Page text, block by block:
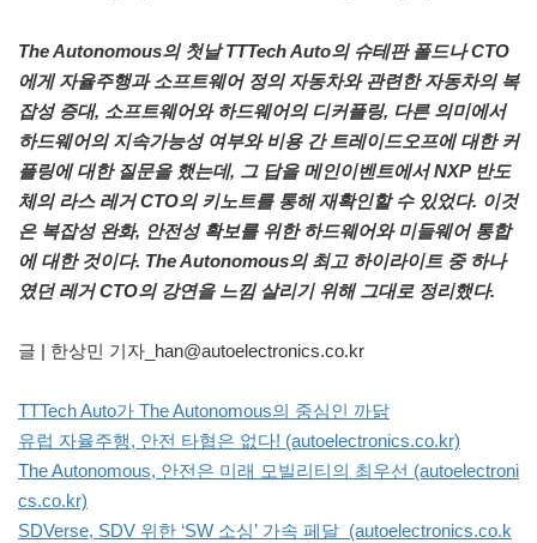
The Autonomous의 첫날 TTTech Auto의 슈테판 폴드나 CTO
에게 자율주행과 소프트웨어 정의 자동차와 관련한 자동차의 복
잡성 증대, 소프트웨어와 하드웨어의 디커플링, 다른 의미에서
하드웨어의 지속가능성 여부와 비용 간 트레이드오프에 대한 커
플링에 대한 질문을 했는데, 그 답을 메인이벤트에서 NXP 반도
체의 라스 레거 CTO의 키노트를 통해 재확인할 수 있었다. 이것
은 복잡성 완화, 안전성 확보를 위한 하드웨어와 미들웨어 통합
에 대한 것이다. The Autonomous의 최고 하이라이트 중 하나
였던 레거 CTO의 강연을 느낌 살리기 위해 그대로 정리했다.
글 | 한상민 기자_han@autoelectronics.co.kr
TTTech Auto가 The Autonomous의 중심인 까닭
유럽 자율주행, 안전 타협은 없다! (autoelectronics.co.kr)
The Autonomous, 안전은 미래 모빌리티의 최우선 (autoelectroni
cs.co.kr)
SDVerse, SDV 위한 ‘SW 소싱’ 가속 페달 (autoelectronics.co.k